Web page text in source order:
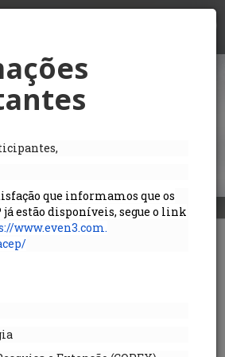
que informamos que os
já estão disponíveis, segue o link
www.even3.com.
é um evento online